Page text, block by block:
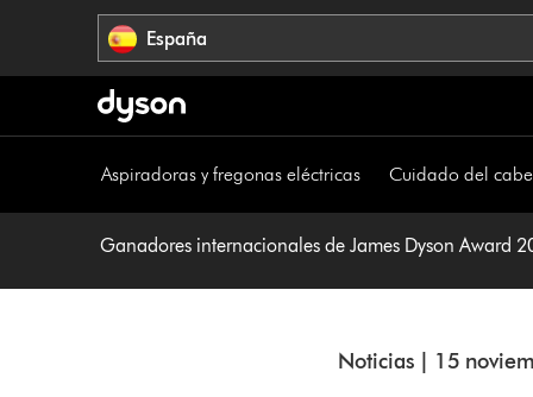
España
Aspiradoras y fregonas eléctricas Cuidado del
Ganadores internacionales de James Dyson Award
Noticias | 15